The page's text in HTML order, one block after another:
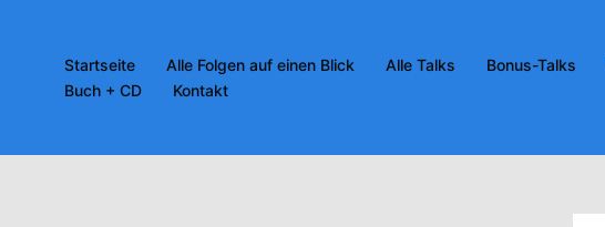
Startseite Alle Folgen auf einen Blick Alle Talks Bonus-Talks
Buch + CD
Kontakt